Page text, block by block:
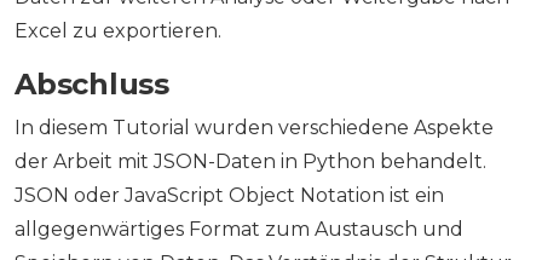
Excel zu exportieren.
Abschluss
In diesem Tutorial wurden verschiedene Aspekte
der Arbeit mit JSON-Daten in Python behandelt.
JSON oder JavaScript Object Notation ist ein
allgegenwärtiges Format zum Austausch und